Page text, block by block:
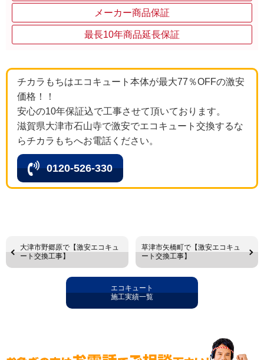
メーカー商品保証
最長10年商品延長保証
チカラもちはエコキュート本体が最大77％OFFの激安
価格！！
安心の10年保証込で工事させて頂いております。
滋賀県大津市石山寺で激安でエコキュート交換するな
らチカラもちへお電話ください。
0120-526-330
大津市野郷原で【激安エコキュ
ート交換工事】
草津市矢橋町で【激安エコキュ
ート交換工事】
エコキュート
施工実績一覧